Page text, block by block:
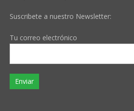
Suscribete a nuestro Newsletter:
Tu correo electrónico